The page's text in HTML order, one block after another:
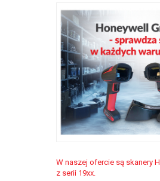
W naszej ofercie są skanery
z serii 19xx.